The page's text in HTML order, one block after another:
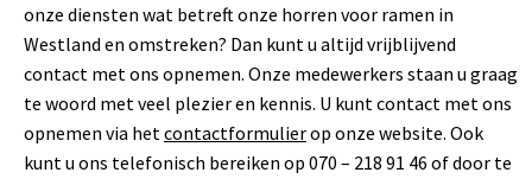
onze diensten wat betreft onze horren voor ramen in
Westland en omstreken? Dan kunt u altijd vrijblijvend
contact met ons opnemen. Onze medewerkers staan u graag
te woord met veel plezier en kennis. U kunt contact met ons
opnemen via hetcontactformulierop onze website. Ook
kunt u ons telefonisch bereiken op 070 – 218 91 46 of door te